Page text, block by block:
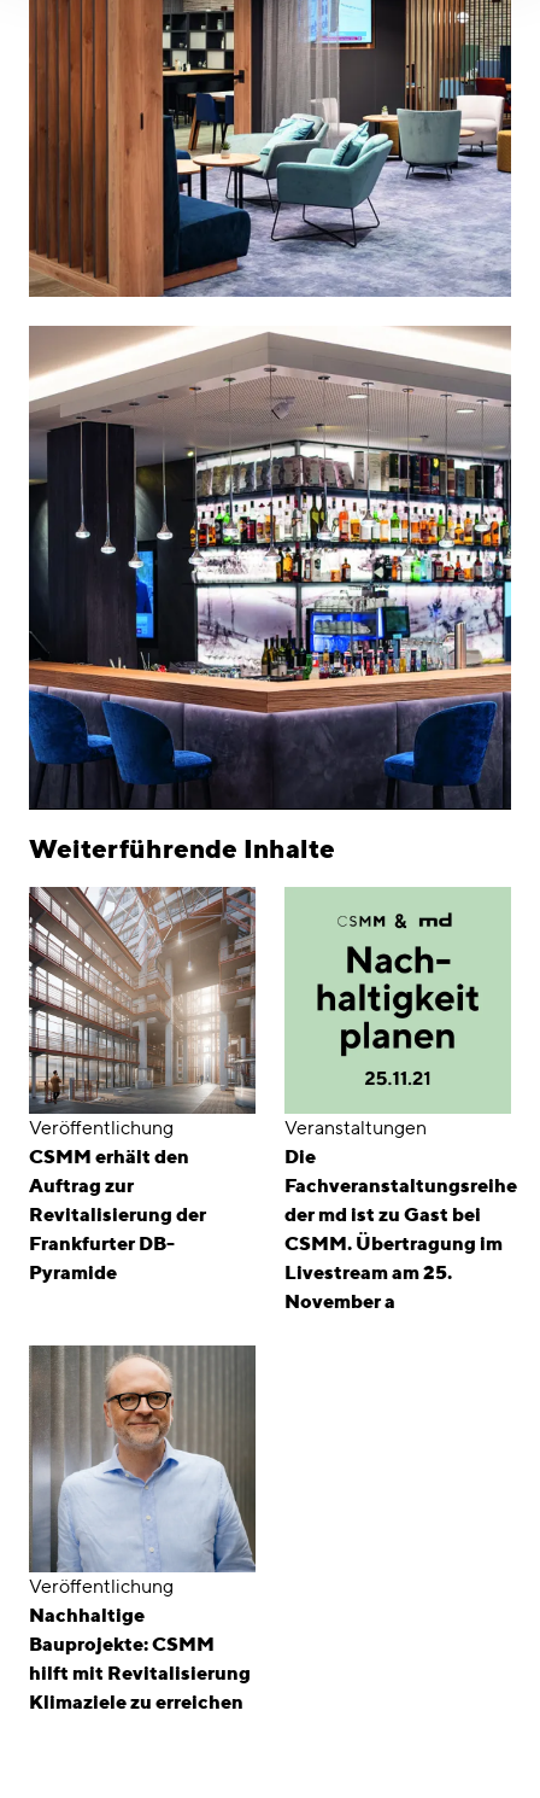
Weiterführende Inhalte
Veröffentlichung
CSMM erhält den
Auftrag zur
Revitalisierung der
Frankfurter DB-
Pyramide
Veranstaltungen
Die
Fachveranstaltungsreihe
der md ist zu Gast bei
CSMM. Übertragung im
Livestream am 25.
November a
Veröffentlichung
Nachhaltige
Bauprojekte: CSMM
hilft mit Revitalisierung
Klimaziele zu erreichen